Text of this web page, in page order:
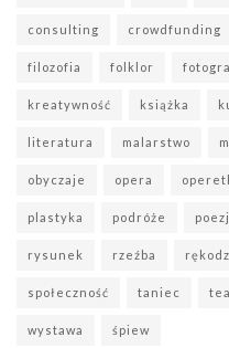
consulting crowdfunding
filozofia folklor
kreatywność książka
literatura malarstwo
obyczaje opera
plastyka podróże
rysunek rzeźba
społeczność taniec
wystawa śpiew